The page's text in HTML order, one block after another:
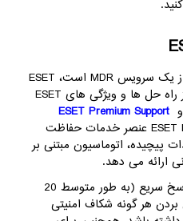
اگر شرکتی به دنبال چیزی فراتر از یک سرویس MDR است، ESET
PROTECT MDR مجموعه ای از راه حل ها و ویژگی های ESET
ESET Premium Support
را ترکیب می کند ESET MDR عنصر خدمات حفاظت
تهدیدات پیچیده، اتوماسیون مبتنی بر
می دهد.
به لطف تشخیص بی بدیل و پاسخ سریع (به طور متوسط ​​20
بردن هر گونه شکاف امنیتی